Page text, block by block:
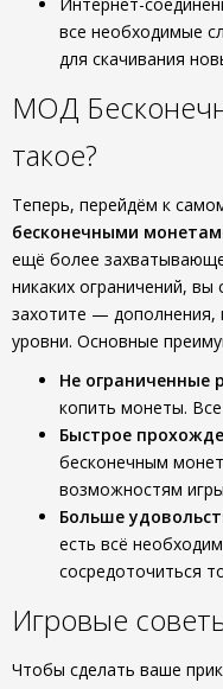
все необходимые
для скачивания
МОД
такое?
Теперь, перейдём к
бесконечными
ещё более
никаких ограничений,
захотите — дополнения,
уровни. Основные
Не ограниченные
копить монеты.
Быстрое
бесконечным
возможностям
Больше
есть всё
сосредоточиться
Игровые
Чтобы сделать ваше